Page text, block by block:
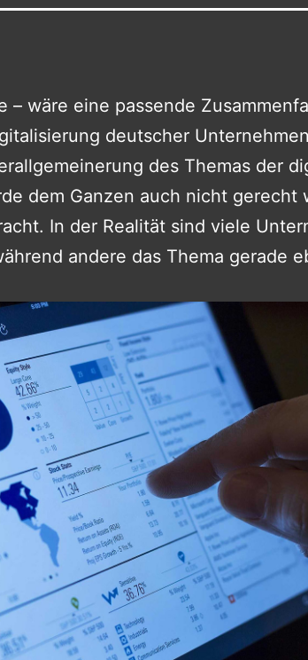
– wäre eine passende
deutscher
des Themas der
dem Ganzen auch nicht gerecht
In der Realität sind viele
andere das Thema gerade